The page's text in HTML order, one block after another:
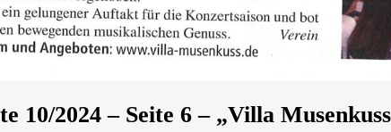
10/2024 – Seite 6 – „Villa